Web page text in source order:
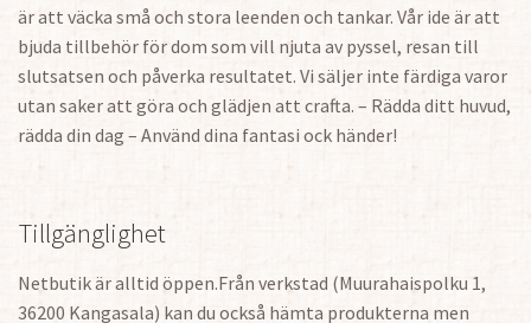
är att väcka små och stora leenden och tankar. Vår ide är att
bjuda tillbehör för dom som vill njuta av pyssel, resan till
slutsatsen och påverka resultatet. Vi säljer inte färdiga varor
utan saker att göra och glädjen att crafta. – Rädda ditt huvud,
rädda din dag – Använd dina fantasi ock händer!
Tillgänglighet
Netbutik är alltid öppen.Från verkstad (Muurahaispolku 1,
36200 Kangasala) kan du också hämta produkterna men